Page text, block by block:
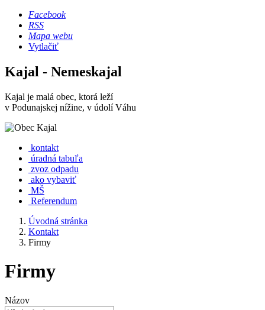
Facebook
RSS
Mapa webu
Vytlačiť
Kajal - Nemeskajal
Kajal je malá obec, ktorá leží
v Podunajskej nížine, v údolí Váhu
kontakt
úradná tabuľa
zvoz odpadu
ako vybaviť
MŠ
Referendum
Úvodná stránka
Kontakt
Firmy
Firmy
Názov